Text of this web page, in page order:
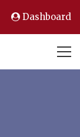
Dashboard